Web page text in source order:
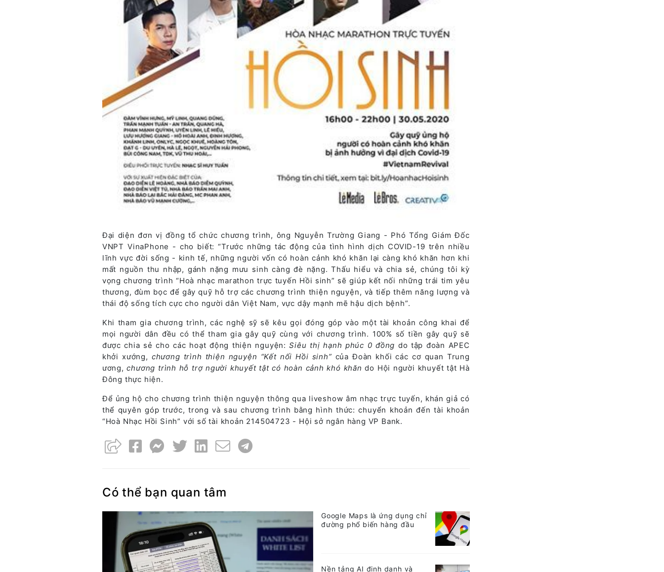
Đại diện đơn vị đồng tổ chức chương trình, ông Nguyễn Trường Giang - Phó Tổng Giám Đốc
VNPT VinaPhone - cho biết: “Trước những tác động của tình hình dịch COVID-19 trên nhiều
lĩnh vực đời sống - kinh tế, những người vốn có hoàn cảnh khó khăn lại càng khó khăn hơn khi
mất nguồn thu nhập, gánh nặng mưu sinh càng đè nặng. Thấu hiểu và chia sẻ, chúng tôi kỳ
vọng chương trình “Hoà nhạc marathon trực tuyến Hồi sinh” sẽ giúp kết nối những trái tim yêu
thương, đùm bọc để gây quỹ hỗ trợ các chương trình thiện nguyện, và tiếp thêm năng lượng và
thái độ sống tích cực cho người dân Việt Nam, vực dậy mạnh mẽ hậu dịch bệnh”.
Khi tham gia chương trình, các nghệ sỹ sẽ kêu gọi đóng góp vào một tài khoản công khai để
mọi người dân đều có thể tham gia gây quỹ cùng với chương trình. 100% số tiền gây quỹ sẽ
được chia sẻ cho các hoạt động thiện nguyện:Siêu thị hạnh phúc 0 đồng do tập đoàn APEC
khởi xướng, chương trình thiện nguyện “Kết nối Hồi sinh” của Đoàn khối các cơ quan Trung
ương, chương trình hỗ trợ người khuyết tật có hoàn cảnh khó khăn do Hội người khuyết tật Hà
Đông thực hiện.
Để ủng hộ cho chương trình thiện nguyện thông qua liveshow âm nhạc trực tuyến, khán giả có
thể quyên góp trước, trong và sau chương trình bằng hình thức: chuyển khoản đến tài khoản
“Hoà Nhạc Hồi Sinh” với số tài khoản 214504723 - Hội sở ngân hàng VP Bank.
Có thể bạn quan tâm
Google Maps là ứng dụng chỉ
đường phổ biến hàng đầu
Nền tảng AI định danh và